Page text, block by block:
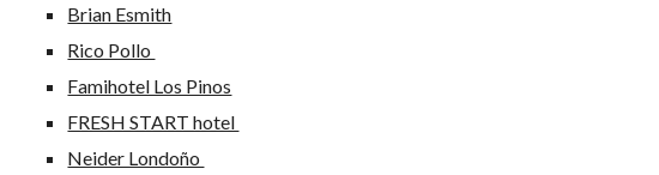
Brian Esmith
Rico Pollo
Famihotel Los Pinos
FRESH START hotel
Neider Londoño